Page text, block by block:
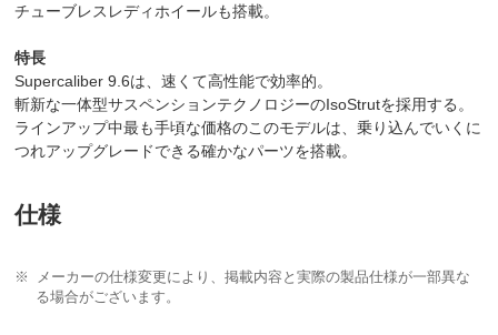
チューブレスレディホイールも搭載。
特長
Supercaliber 9.6は、速くて高性能で効率的。
斬新な一体型サスペンションテクノロジーのIsoStrutを採用する。
ラインアップ中最も手頃な価格のこのモデルは、乗り込んでいくに
つれアップグレードできる確かなパーツを搭載。
仕様
メーカーの仕様変更により、掲載内容と実際の製品仕様が一部異な
る場合がございます。